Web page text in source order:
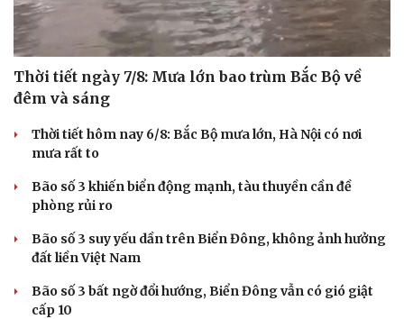
Cải chính
Thời tiết ngày 7/8: Mưa lớn bao trùm Bắc Bộ về
đêm và sáng
Thời tiết hôm nay 6/8: Bắc Bộ mưa lớn, Hà Nội có nơi
mưa rất to
Bão số 3 khiến biển động mạnh, tàu thuyền cần đề
phòng rủi ro
Bão số 3 suy yếu dần trên Biển Đông, không ảnh hưởng
đất liền Việt Nam
Bão số 3 bất ngờ đổi hướng, Biển Đông vẫn có gió giật
cấp 10